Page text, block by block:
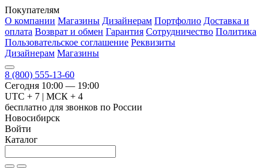
Покупателям
О компании Магазины Дизайнерам Портфолио Доставка и
оплата Возврат и обмен Гарантия Сотрудничество Политика
Пользовательское соглашение Реквизиты
Дизайнерам Магазины
8 (800) 555-13-60
Сегодня 10:00 — 19:00
UTC + 7 | МСК + 4
бесплатно для звонков по России
Новосибирск
Войти
Каталог